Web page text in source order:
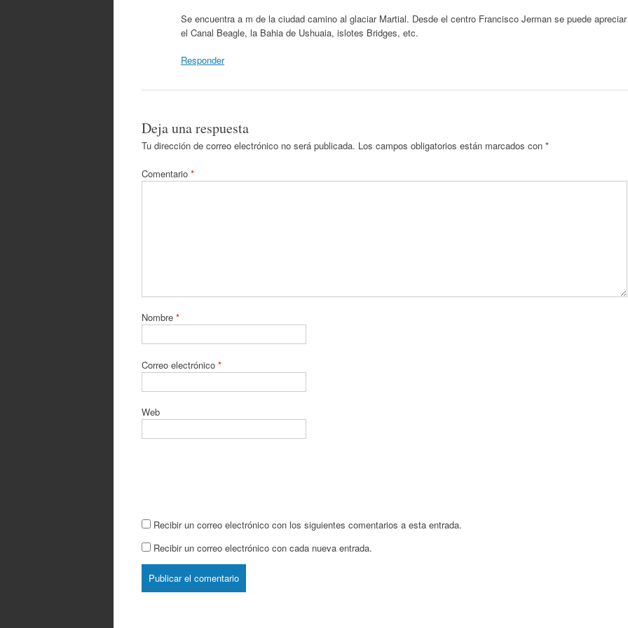
Se encuentra a m de la ciudad camino al glaciar Martial. Desde el centro Francisco Jerman se puede apreciar
el Canal Beagle, la Bahia de Ushuaia, islotes Bridges, etc.
Responder
Deja una respuesta
Tu dirección de correo electrónico no será publicada. Los campos obligatorios están marcados con *
Comentario *
Nombre *
Correo electrónico *
Web
Recibir un correo electrónico con los siguientes comentarios a esta entrada.
Recibir un correo electrónico con cada nueva entrada.